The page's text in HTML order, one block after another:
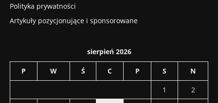
Polityka prywatności
Artykuły pozycjonujące i sponsorowane
sierpień 2026
P W Ś C P S N
1
2